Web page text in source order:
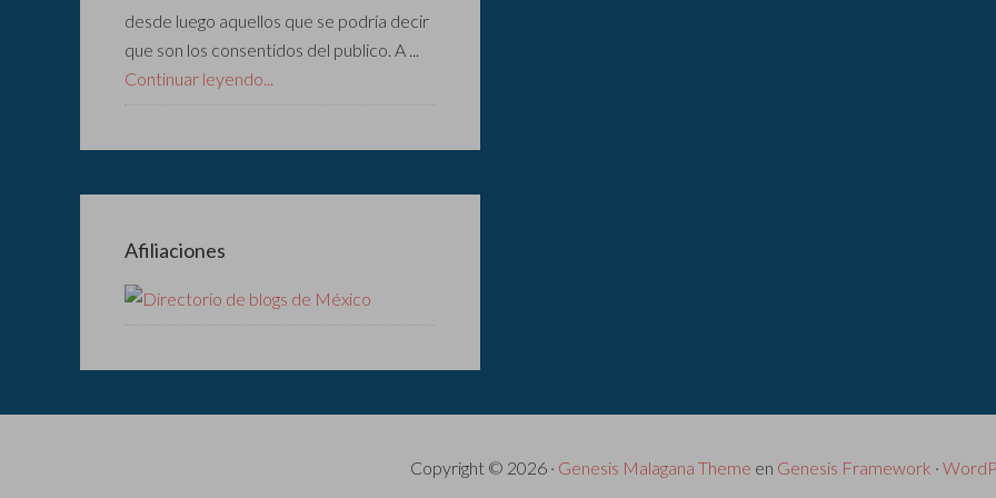
desde luego aquellos que se podría decir
que son los consentidos del publico. A ...
Continuar leyendo...
Afiliaciones
Copyright © 2026 · Genesis Malagana Theme en Genesis Framework ·